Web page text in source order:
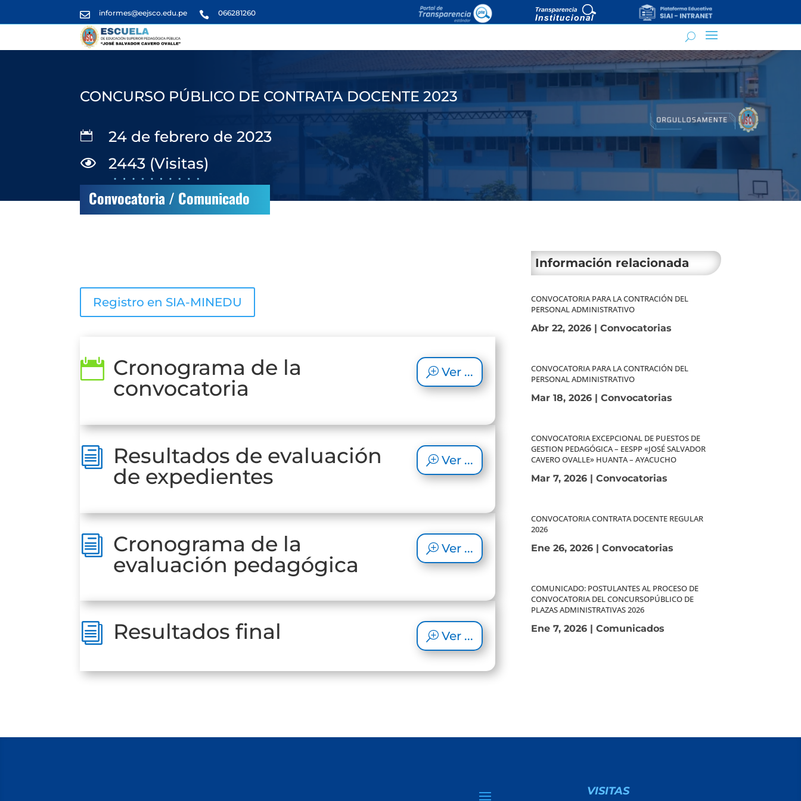
 informes@eejsco.edu.pe  066281260
CONCURSO PÚBLICO DE CONTRATA DOCENTE 2023
 24 de febrero de 2023
 2443 (Visitas)
Convocatoria / Comunicado
Registro en SIA-MINEDU
 Cronograma de la
convocatoria
Ver ...
i Resultados de evaluación
de expedientes
Ver ...
i Cronograma de la
evaluación pedagógica
Ver ...
i Resultados final Ver ...
Información relacionada
CONVOCATORIA PARA LA CONTRACIÓN DEL
PERSONAL ADMINISTRATIVO
Abr 22, 2026| Convocatorias
CONVOCATORIA PARA LA CONTRACIÓN DEL
PERSONAL ADMINISTRATIVO
Mar 18, 2026| Convocatorias
CONVOCATORIA EXCEPCIONAL DE PUESTOS DE
GESTION PEDAGÓGICA – EESPP «JOSÉ SALVADOR
CAVERO OVALLE» HUANTA – AYACUCHO
Mar 7, 2026| Convocatorias
CONVOCATORIA CONTRATA DOCENTE REGULAR
2026
Ene 26, 2026| Convocatorias
COMUNICADO: POSTULANTES AL PROCESO DE
CONVOCATORIA DEL CONCURSOPÚBLICO DE
PLAZAS ADMINISTRATIVAS 2026
Ene 7, 2026| Comunicados
VISITAS